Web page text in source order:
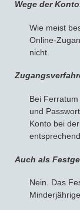
Wege der
Wie meist
Online-
nicht.
Bei
und
Konto bei
Auch als
Nein. Das